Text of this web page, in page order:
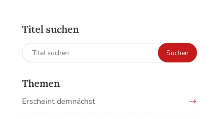
Titel suchen
Suchen
nach:
Suchen
Themen
Erscheint demnächst